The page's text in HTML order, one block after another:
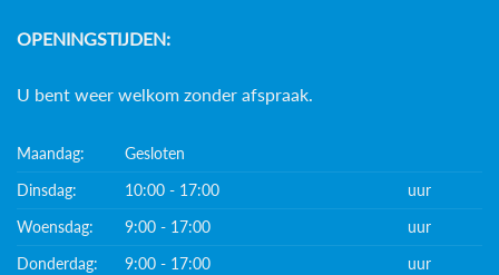
OPENINGSTIJDEN:
U bent weer welkom zonder afspraak.
Maandag:
Gesloten
Dinsdag:
10:00 - 17:00
uur
Woensdag:
9:00 - 17:00
uur
Donderdag:
9:00 - 17:00
uur